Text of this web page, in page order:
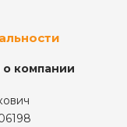
компании